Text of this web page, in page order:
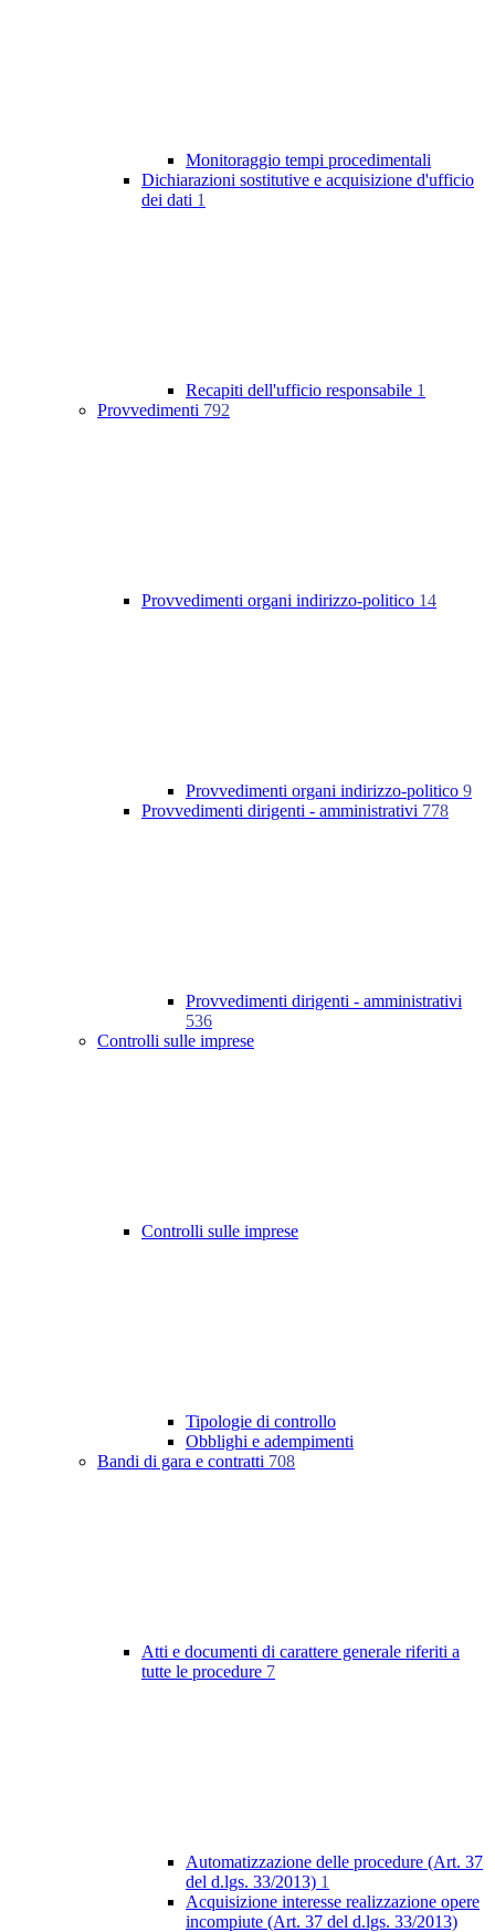
Monitoraggio tempi procedimentali
Dichiarazioni sostitutive e acquisizione d'ufficio
dei dati 1
Recapiti dell'ufficio responsabile 1
Provvedimenti 792
Provvedimenti organi indirizzo-politico 14
Provvedimenti organi indirizzo-politico 9
Provvedimenti dirigenti - amministrativi 778
Provvedimenti dirigenti - amministrativi
536
Controlli sulle imprese
Controlli sulle imprese
Tipologie di controllo
Obblighi e adempimenti
Bandi di gara e contratti 708
Atti e documenti di carattere generale riferiti a
tutte le procedure 7
Automatizzazione delle procedure (Art. 37
del d.lgs. 33/2013) 1
Acquisizione interesse realizzazione opere
incompiute (Art. 37 del d.lgs. 33/2013)